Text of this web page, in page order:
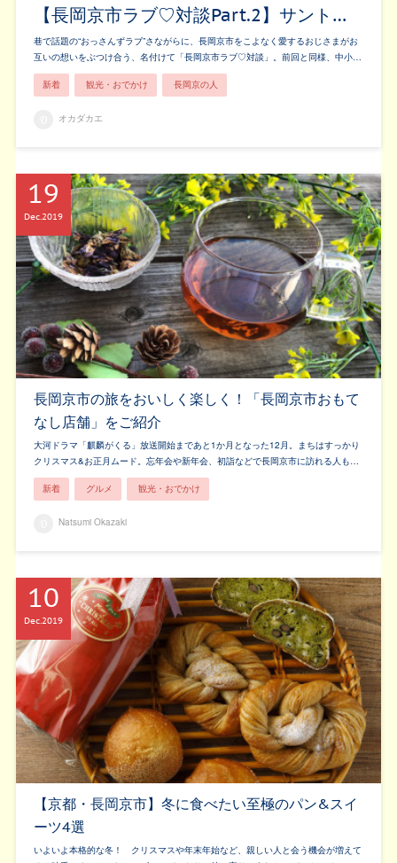
【長岡京市ラブ♡対談Part.2】サント…
巷で話題の“おっさんずラブ”さながらに、長岡京市をこよなく愛するおじさまがお
互いの想いをぶつけ合う、名付けて「長岡京市ラブ♡対談」。前回と同様、中小…
新着 観光・おでかけ 長岡京の人
オカダカエ
長岡京市の旅をおいしく楽しく！「長岡京市おもて
なし店舗」をご紹介
大河ドラマ「麒麟がくる」放送開始まであと1か月となった12月。まちはすっかり
クリスマス&お正月ムード。忘年会や新年会、初詣などで長岡京市に訪れる人も…
19
Dec 2019
新着 グルメ 観光・おでかけ
Natsumi Okazaki
【京都・長岡京市】冬に食べたい至極のパン&スイ
ーツ4選
いよいよ本格的な冬！ クリスマスや年末年始など、親しい人と会う機会が増えて
10
Dec2019